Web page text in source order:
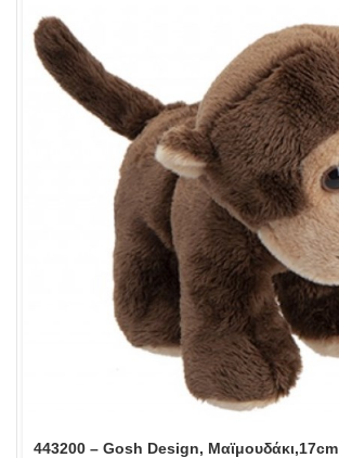
443200 – Gosh Design, Μαϊμουδάκι,17cm